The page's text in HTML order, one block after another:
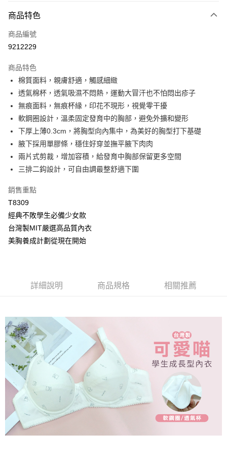
信用卡一次付款
超商取貨付款
Apple Pay
街口支付
悠遊付
全盈+PAY
大哥付你分期
相關說明
1.本服務由台灣大哥大提供，台灣大哥大用戶可立即使用無須另外申請。
2.付款方式選擇「大哥付你分期」，訂單成立後會自動跳轉到大哥付的交易
流程，驗證手機門號後，選擇欲分期的期數、繳款截止日，確認付款後即完
成交易。
4.訂單成立30分鐘內，如未前往確認交易或遇審核未通過，訂單將自動取
消。如遇「轉專審核」未通過狀況，表示未達大哥付你分期系統評分，恕無
2.透過簡訊連結打開帳單後，可選擇「超商條碼／台灣大直營門市／銀行轉
1.本服務係由「台灣大哥大股份有限公司」（以下簡稱本公司）所提供，讓
用戶於交易時，得透過本服務購買商品或服務，並由商店將買賣／分期付款
買賣價金債權讓與本公司後，依約使用本公司帳單繳交帳款。
2.基於同意付款使用「大哥付你分期」之契約關係目的，商店將以您的個人
資料（包含姓名、電話或地址）提供予台灣大哥大進項蒐集、處理及利用，
由本公司與您本人進行分期帳單所需資料之確認、核對及更正。
3.完整用戶服務條款，請詳閱以下連結：
https://oppay.tw/userRule
AFTEE先享後付是「在收到商品之後才付款」的支付方式。 讓您購物簡單
便利好安心！
１．簡單：不需註冊會員、不需綁卡、不需儲值。
２．便利：只要手機號碼，簡訊認證，即可結帳。
１．於結帳方式選擇「AFTEE先享後付」後，將跳轉至「AFTEE先享後付」
結帳頁面，進行簡訊認證並確認金額後，即可完成結帳。
ATM／網路銀行／等多元方式進行付款，方視為交易完成。
※ 請注意：結帳手續完成當下不需立刻繳費，但若您需要取消訂單，請聯絡
購買商品的店家。未經商家同意取消之訂單仍視為有效，需透過AFTEE先享
後付繳納相關費用。
※ 交易是否成功請以「AFTEE先享後付 」之結帳頁面顯示為準，若有關於
是否繳費成功／繳費後需取消欲退款等相關疑問，請聯繫「AFTEE先享後付
客戶支援中心」https://netprotections.freshdesk.com/support/home
【注意事項】
１．透過由恩沛科技股份有限公司提供之「AFTEE先享後付」服務完成之交
易，需依本服務之必要範圍內提供個人資料，並將交易相關給付款項請求債
權轉讓予恩沛科技股份有限公司。
２．關於個人資料處理事宜，請瀏覽以下網址：
https://aftee.tw/terms/#terms3
Hami Point
相關說明
「Hami Point」為中華電信所提供之點數服務，可於會員專區綁定中華電信
運送方式
每筆NT$80，滿NT$499(含以上)免運費
付款後全家取貨
每筆NT$80，滿NT$499(含以上)免運費
萊爾富取貨付款
每筆NT$80，滿NT$799(含以上)免運費
付款後萊爾富取貨
每筆NT$80，滿NT$799(含以上)免運費
7-11取貨付款
商品特色
商品編號
9212229
商品特色
棉質面料，親膚舒適，觸感細緻
透氣棉杯，透氣吸濕不悶熱，運動大冒汗也不怕悶出疹子
無痕面料，無痕杯緣，印花不現形，視覺零干擾
軟鋼圈設計，溫柔固定發育中的胸部，避免外擴和變形
下厚上薄0.3cm，將胸型向內集中，為美好的胸型打下基礎
腋下採用單膠條，穩住好穿並撫平腋下肉肉
兩片式剪裁，增加容積，給發育中胸部保留更多空間
三排二鈎設計，可自由調最整舒適下圍
銷售重點
T8309
經典不敗學生必備少女款
台灣製MIT嚴選高品質內衣
美胸養成計劃從現在開始
詳細說明 商品規格 相關推薦